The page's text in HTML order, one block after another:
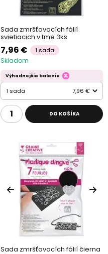
Sada zmršťovacích fólií
svietiacich v tme 3ks
7,96 € 1 sada
Skladom
Výhodnejšie balenie
1 sada 7,96 €
DO KOŠÍKA
Sada zmršťovacích fólií čierna